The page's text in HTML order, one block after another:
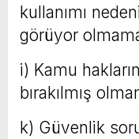
kullanımı
görüyor
i) Kamu
bırakılmış
k) Güvenlik